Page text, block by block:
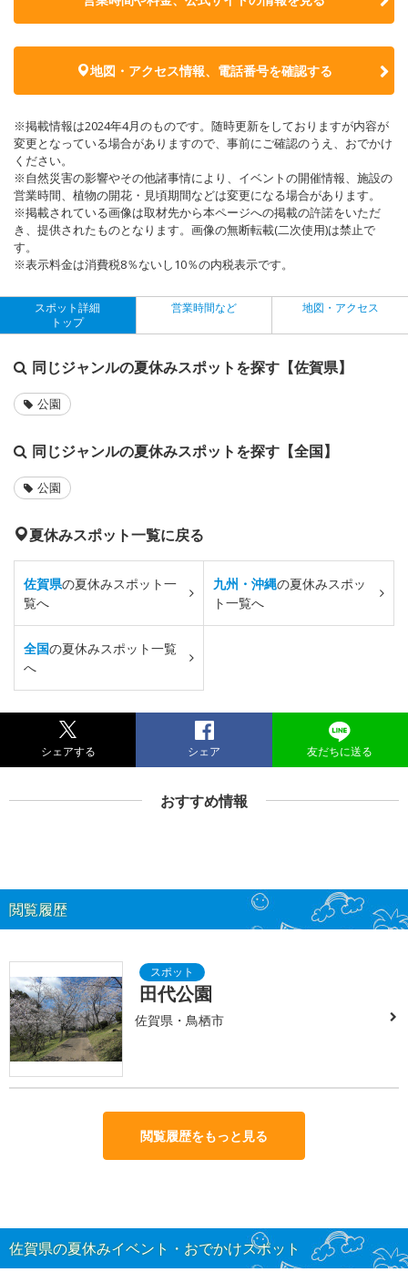
地図・アクセス情報、電話番号を確認する
※掲載情報は2024年4月のものです。随時更新をしておりますが内容が
変更となっている場合がありますので、事前にご確認のうえ、おでかけ
ください。
※自然災害の影響やその他諸事情により、イベントの開催情報、施設の
営業時間、植物の開花・見頃期間などは変更になる場合があります。
※掲載されている画像は取材先から本ページへの掲載の許諾をいただ
き、提供されたものとなります。画像の無断転載(二次使用)は禁止で
す。
※表示料金は消費税8％ないし10％の内税表示です。
スポット詳細
トップ
営業時間など 地図・アクセス
同じジャンルの夏休みスポットを探す【佐賀県】
公園
同じジャンルの夏休みスポットを探す【全国】
公園
夏休みスポット一覧に戻る
佐賀県の夏休みスポット一
覧へ
九州・沖縄の夏休みスポッ
ト一覧へ
全国の夏休みスポット一覧
へ
シェアする シェア 友だちに送る
おすすめ情報
閲覧履歴
田代公園
佐賀県・鳥栖市
閲覧履歴をもっと見る
佐賀県の夏休みイベント・おでかけスポット